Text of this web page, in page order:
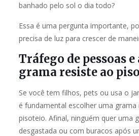
banhado pelo sol o dia todo?
Essa é uma pergunta importante,
precisa de luz para crescer de
Tráfego de pessoas
grama resiste ao
Se você tem filhos, pets ou usa o
é fundamental escolher uma grama
pisoteio. Afinal, ninguém quer uma
desgastada ou com buracos após